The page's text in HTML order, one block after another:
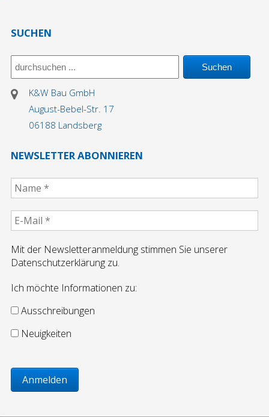
SUCHEN
K&W Bau GmbH
August-Bebel-Str. 17
06188 Landsberg
NEWSLETTER ABONNIEREN
Mit der Newsletteranmeldung stimmen Sie unserer
Datenschutzerklärung zu.
Ich möchte Informationen zu:
Ausschreibungen
Neuigkeiten